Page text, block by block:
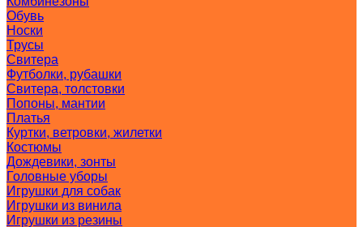
Обувь
Носки
Трусы
Свитера
Футболки, рубашки
Свитера, толстовки
Попоны, мантии
Платья
Куртки, ветровки, жилетки
Костюмы
Дождевики, зонты
Головные уборы
Игрушки для собак
Игрушки из винила
Игрушки из резины